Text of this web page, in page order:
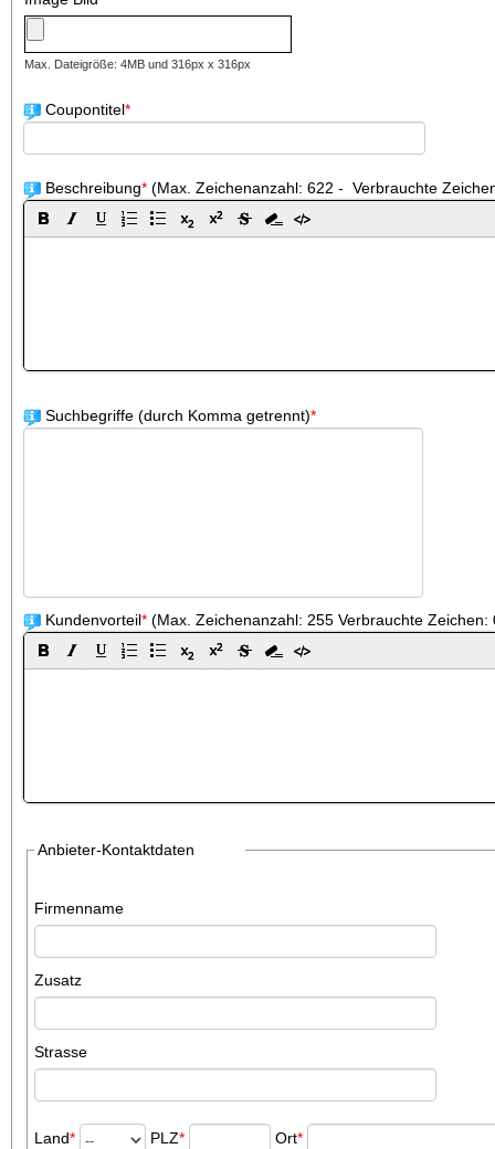
Max. Dateigröße: 4MB und 316px x 316px
Coupontitel*
Beschreibung* (Max. Zeichenanzahl: 622 - Verbrauchte
Suchbegriffe (durch Komma getrennt)*
Kundenvorteil* (Max. Zeichenanzahl: 255 Verbrauchte Zeichen:
Anbieter-Kontaktdaten
Firmenname
Zusatz
Strasse
Land* PLZ* Ort*